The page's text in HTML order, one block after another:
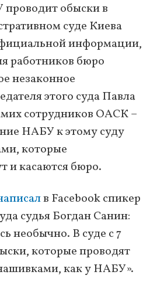
обыски в
суде Киева
информации,
работников бюро
незаконное
этого суда Павла
сотрудников ОАСК –
НАБУ к этому суду
которые
и касаются бюро.
в Facebook спикер
судья Богдан Санин:
необычно. В суде с 7
которые проводят
как у НАБУ».